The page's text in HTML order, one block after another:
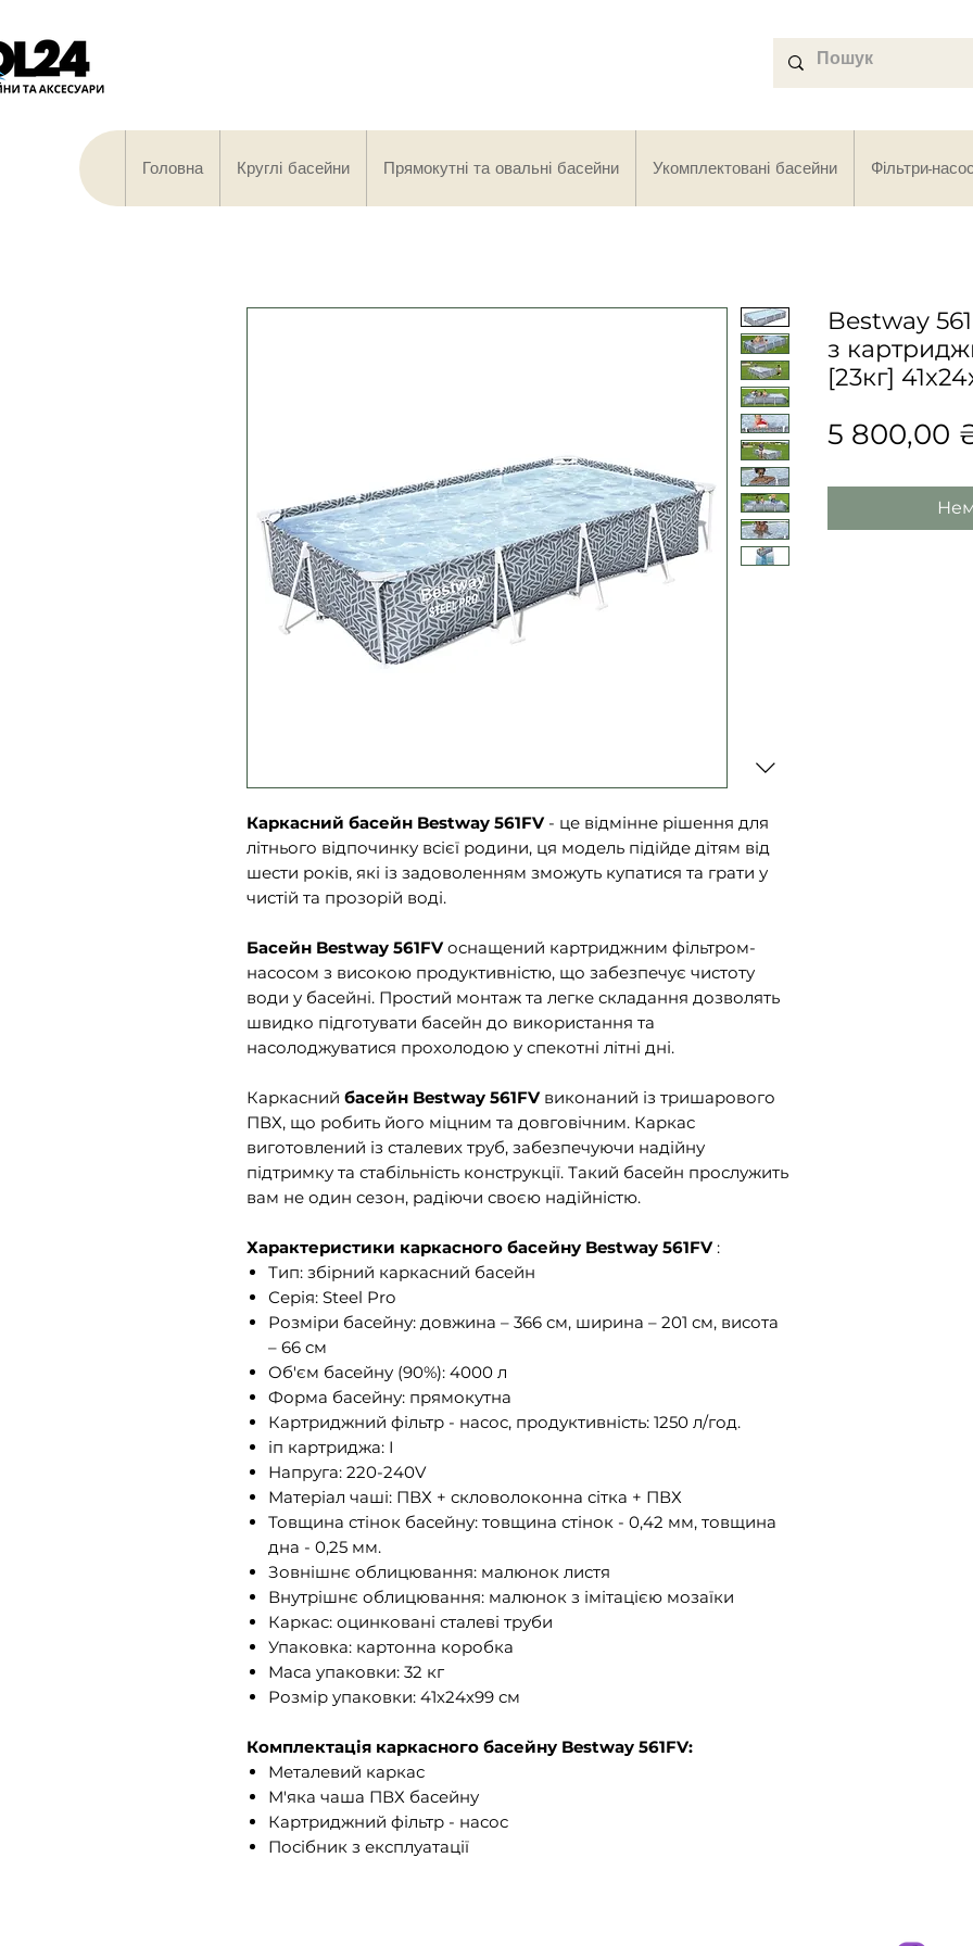
Каркасний басейн Bestway 561FV- це відмінне рішення для
літнього відпочинку всієї родини, ця модель підійде дітям від
шести років, які із задоволенням зможуть купатися та грати у
чистій та прозорій воді.
Басейн Bestway 561FVоснащений картриджним фільтром-
насосом з високою продуктивністю, що забезпечує чистоту
води у басейні. Простий монтаж та легке складання дозволять
швидко підготувати басейн до використання та
насолоджуватися прохолодою у спекотні літні дні.
Каркасний басейн Bestway 561FVвиконаний із тришарового
ПВХ, що робить його міцним та довговічним. Каркас
виготовлений із сталевих труб, забезпечуючи надійну
підтримку та стабільність конструкції. Такий басейн прослужить
вам не один сезон, радіючи своєю надійністю.
Характеристики каркасного басейну Bestway 561FV:
Тип: збірний каркасний басейн
Серія: Steel Pro
Розміри басейну: довжина – 366 см, ширина – 201 см, висота
– 66 см
Об'єм басейну (90%): 4000 л
Форма басейну: прямокутна
Картриджний фільтр - насос, продуктивність: 1250 л/год.
іп картриджа: I
Напруга: 220-240V
Матеріал чаші: ПВХ + скловолоконна сітка + ПВХ
Товщина стінок басейну: товщина стінок - 0,42 мм, товщина
дна - 0,25 мм.
Зовнішнє облицювання: малюнок листя
Внутрішнє облицювання: малюнок з імітацією мозаїки
Каркас: оцинковані сталеві труби
Упаковка: картонна коробка
Маса упаковки: 32 кг
Розмір упаковки: 41х24х99 см
Комплектація каркасного басейну Bestway 561FV:
Металевий каркас
М'яка чаша ПВХ басейну
Картриджний фільтр - насос
Посібник з експлуатації
Bestway
з
[23кг]
5 800,00
Головна Круглі басейни Прямокутні та овальні басейни Укомплектовані басейни Фільтри-